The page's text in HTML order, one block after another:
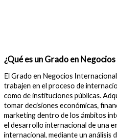
¿Qué es un Grado en
El Grado en Negocios
trabajen en el proceso de
como de instituciones públicas.
tomar decisiones económicas,
marketing dentro de los ámbitos
el desarrollo internacional de una
internacional, mediante un análisis